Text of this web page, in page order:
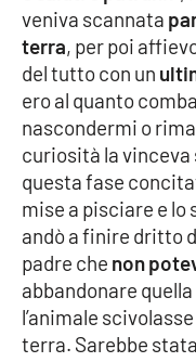
veniva scannata
terra, per poi
del tutto con un
ero al quanto
nascondermi o
curiosità la vinceva
questa fase
mise a pisciare e
andò a finire dritto
padre che non
abbandonare
l’animale
terra. Sarebbe